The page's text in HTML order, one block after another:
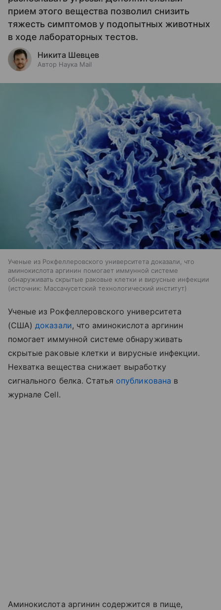
прием этого вещества позволил снизить
тяжесть симптомов у подопытных животных
в ходе лабораторных тестов.
Никита Шевцев
Автор Наука Mail
Ученые из Рокфеллеровского университета доказали, что
аминокислота аргинин помогает иммунной системе
обнаруживать скрытые раковые клетки и вирусные инфекции
источник: Массачусетский технологический институт
Ученые из Рокфеллеровского университета
(США)доказали, что аминокислота аргинин
помогает иммунной системе обнаруживать
скрытые раковые клетки и вирусные инфекции.
Нехватка вещества снижает выработку
сигнального белка. Статья опубликована в
журнале Cell.
Аминокислота аргинин содержится в пище,